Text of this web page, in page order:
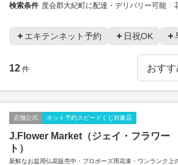
検索条件 度会郡大紀町に配達・デリバリー可能
エキテンネット予約 日祝OK
12 件
店舗公式 ネット予約スピードくじ対象店
J.Flower Market（ジェイ・フラワー
ト）
新鮮なお盆用仏花販売中・プロポーズ用花束・ワンランク上